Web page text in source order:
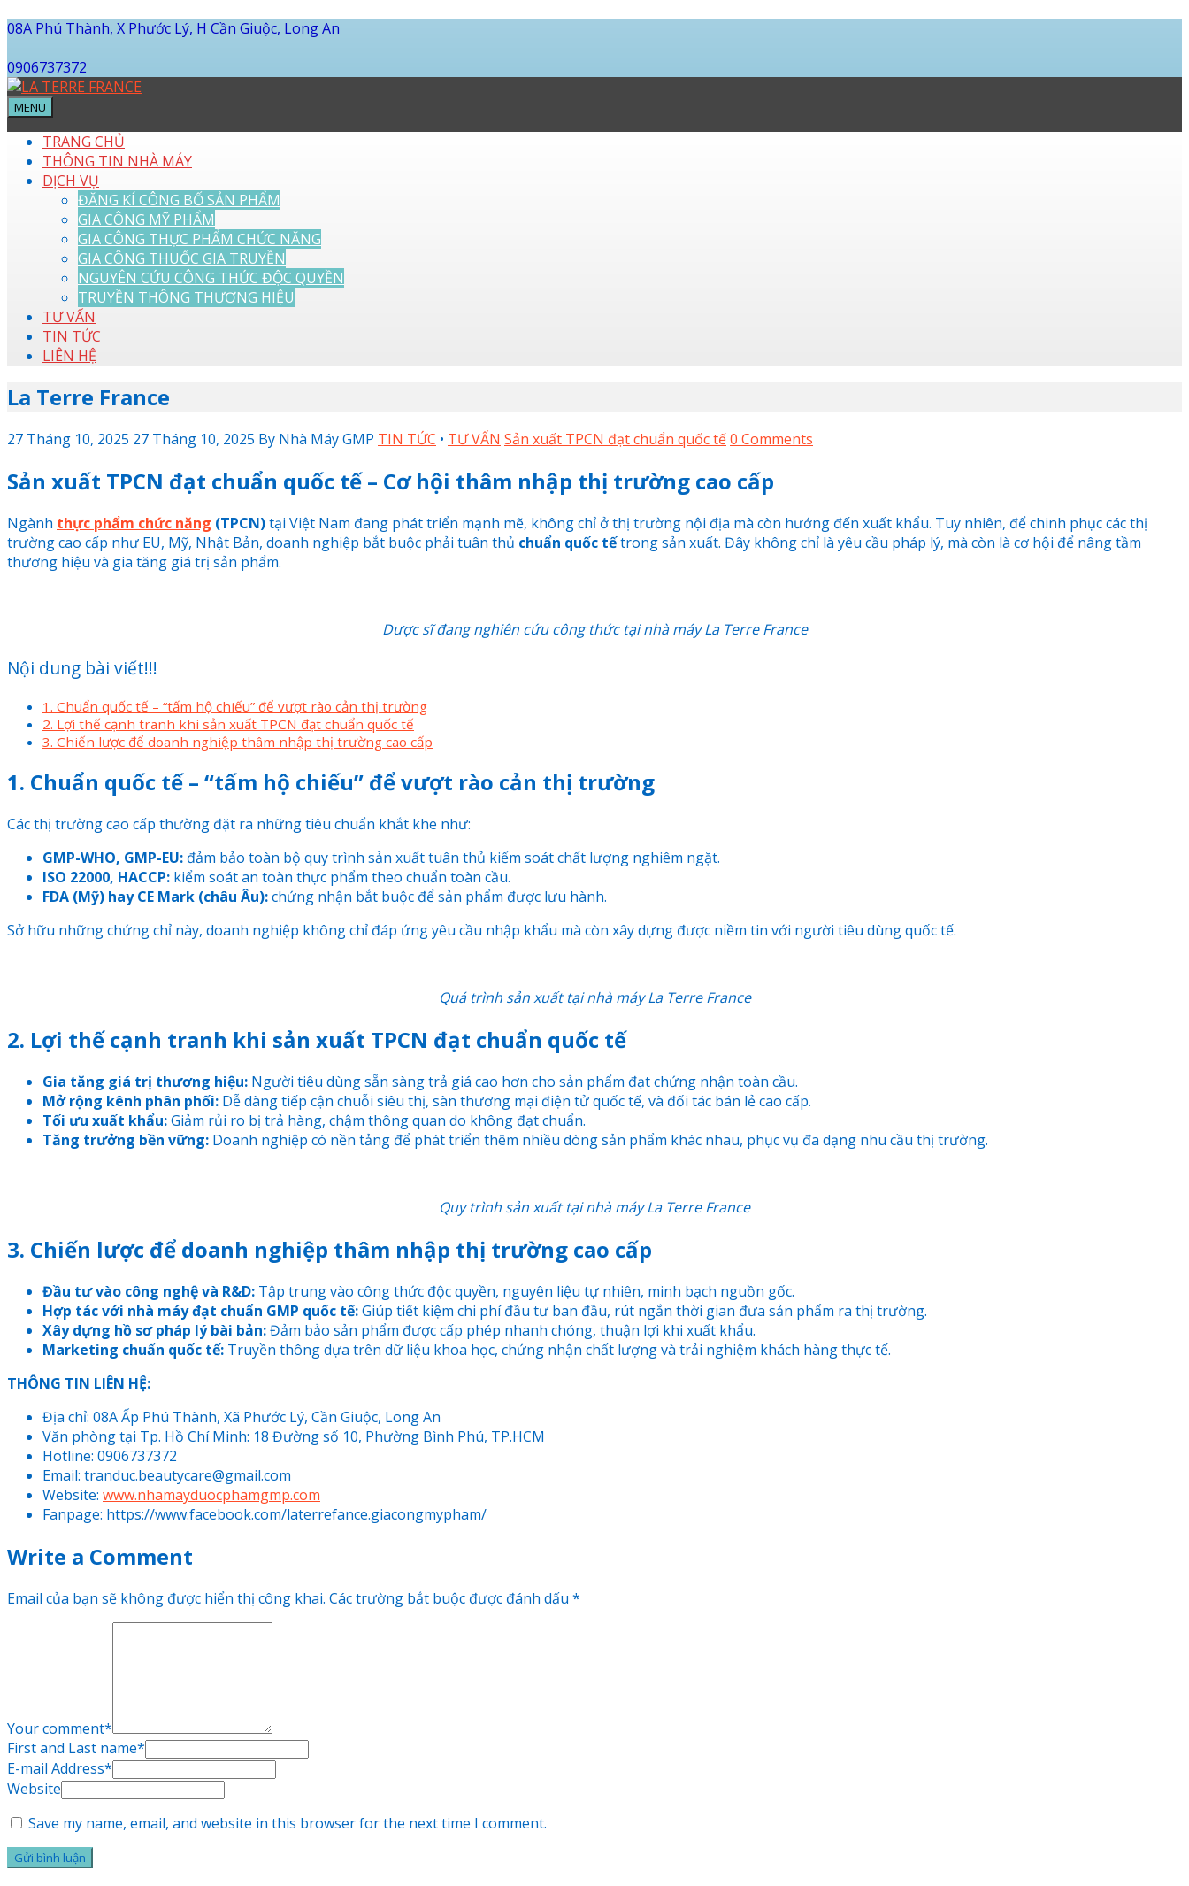
08A Phú Thành, X Phước Lý, H Cần Giuộc, Long An
0906737372
MENU
TRANG CHỦ
THÔNG TIN NHÀ MÁY
DỊCH VỤ
ĐĂNG KÍ CÔNG BỐ SẢN PHẨM
GIA CÔNG MỸ PHẨM
GIA CÔNG THỰC PHẨM CHỨC NĂNG
GIA CÔNG THUỐC GIA TRUYỀN
NGUYÊN CỨU CÔNG THỨC ĐỘC QUYỀN
TRUYỀN THÔNG THƯƠNG HIỆU
TƯ VẤN
TIN TỨC
LIÊN HỆ
La Terre France
27 Tháng 10, 2025 27 Tháng 10, 2025 By Nhà Máy GMP TIN TỨC • TƯ VẤN Sản xuất TPCN đạt chuẩn quốc tế0 Comments
Sản xuất TPCN đạt chuẩn quốc tế – Cơ hội thâm nhập thị trường cao cấp
Ngành thực phẩm chức năng (TPCN)tại Việt Nam đang phát triển mạnh mẽ, không chỉ ở thị trường nội địa mà còn hướng đến xuất khẩu. Tuy nhiên, để chinh phục các thị
trường cao cấp như EU, Mỹ, Nhật Bản, doanh nghiệp bắt buộc phải tuân thủ chuẩn quốc tếtrong sản xuất. Đây không chỉ là yêu cầu pháp lý, mà còn là cơ hội để nâng tầm
thương hiệu và gia tăng giá trị sản phẩm.
Dược sĩ đang nghiên cứu công thức tại nhà máy La Terre France
Nội dung bài viết!!!
1. Chuẩn quốc tế – “tấm hộ chiếu” để vượt rào cản thị trường
2. Lợi thế cạnh tranh khi sản xuất TPCN đạt chuẩn quốc tế
3. Chiến lược để doanh nghiệp thâm nhập thị trường cao cấp
1. Chuẩn quốc tế – “tấm hộ chiếu” để vượt rào cản thị trường
Các thị trường cao cấp thường đặt ra những tiêu chuẩn khắt khe như:
GMP-WHO, GMP-EU: đảm bảo toàn bộ quy trình sản xuất tuân thủ kiểm soát chất lượng nghiêm ngặt.
ISO 22000, HACCP: kiểm soát an toàn thực phẩm theo chuẩn toàn cầu.
FDA (Mỹ) hay CE Mark (châu Âu):chứng nhận bắt buộc để sản phẩm được lưu hành.
Sở hữu những chứng chỉ này, doanh nghiệp không chỉ đáp ứng yêu cầu nhập khẩu mà còn xây dựng được niềm tin với người tiêu dùng quốc tế.
Quá trình sản xuất tại nhà máy La Terre France
2. Lợi thế cạnh tranh khi sản xuất TPCN đạt chuẩn quốc tế
Gia tăng giá trị thương hiệu: Người tiêu dùng sẵn sàng trả giá cao hơn cho sản phẩm đạt chứng nhận toàn cầu.
Mở rộng kênh phân phối: Dễ dàng tiếp cận chuỗi siêu thị, sàn thương mại điện tử quốc tế, và đối tác bán lẻ cao cấp.
Tối ưu xuất khẩu:Giảm rủi ro bị trả hàng, chậm thông quan do không đạt chuẩn.
Tăng trưởng bền vững: Doanh nghiệp có nền tảng để phát triển thêm nhiều dòng sản phẩm khác nhau, phục vụ đa dạng nhu cầu thị trường.
Quy trình sản xuất tại nhà máy La Terre France
3. Chiến lược để doanh nghiệp thâm nhập thị trường cao cấp
Đầu tư vào công nghệ và R&D: Tập trung vào công thức độc quyền, nguyên liệu tự nhiên, minh bạch nguồn gốc.
Hợp tác với nhà máy đạt chuẩn GMP quốc tế:Giúp tiết kiệm chi phí đầu tư ban đầu, rút ngắn thời gian đưa sản phẩm ra thị trường.
Xây dựng hồ sơ pháp lý bài bản:Đảm bảo sản phẩm được cấp phép nhanh chóng, thuận lợi khi xuất khẩu.
Marketing chuẩn quốc tế: Truyền thông dựa trên dữ liệu khoa học, chứng nhận chất lượng và trải nghiệm khách hàng thực tế.
THÔNG TIN LIÊN HỆ:
Địa chỉ: 08A Ấp Phú Thành, Xã Phước Lý, Cần Giuộc, Long An
Văn phòng tại Tp. Hồ Chí Minh: 18 Đường số 10, Phường Bình Phú, TP.HCM
Hotline: 0906737372
Email: tranduc.beautycare@gmail.com
Website: www.nhamayduocphamgmp.com
Fanpage: https://www.facebook.com/laterrefance.giacongmypham/
Write a Comment
Email của bạn sẽ không được hiển thị công khai. Các trường bắt buộc được đánh dấu *
Your comment*
First and Last name*
E-mail Address*
Website
Save my name, email, and website in this browser for the next time I comment.